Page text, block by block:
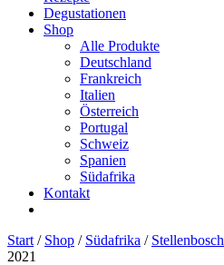
Degustationen
Shop
Alle Produkte
Deutschland
Frankreich
Italien
Österreich
Portugal
Schweiz
Spanien
Südafrika
Kontakt
Start / Shop / Südafrika / Stellenbosch
2021